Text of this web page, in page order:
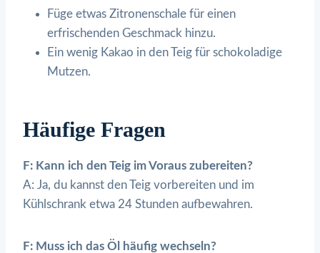
Füge etwas Zitronenschale für einen
erfrischenden Geschmack hinzu.
Ein wenig Kakao in den Teig für schokoladige
Mutzen.
Häufige Fragen
F: Kann ich den Teig im Voraus zubereiten?
A: Ja, du kannst den Teig vorbereiten und im
Kühlschrank etwa 24 Stunden aufbewahren.
F: Muss ich das Öl häufig wechseln?